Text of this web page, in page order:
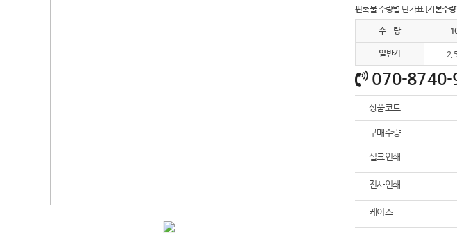
판촉물수량별 단가표 [기본수
수 량
일반가
070-8740-
상품코드
구매수량
실크인쇄
전사인쇄
케이스